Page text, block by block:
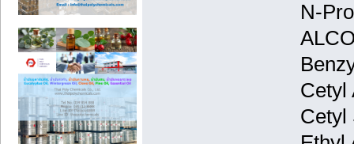
N-
Cetyl
Cetyl